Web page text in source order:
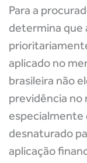
Para a
determina que
aplicado no
brasileira não
previdência no
especialmente
desnaturado
aplicação